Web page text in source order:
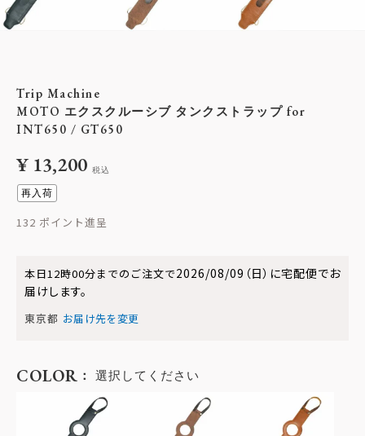
Trip Machine
MOTO エクスクルーシブ タンクストラップ for
INT650 / GT650
¥ 13,200 税込
再入荷
132
本日12時00分までのご注文で2026/08/09（日） に宅配便でお
届けします。
東京都 お届け先を変更
COLOR 選択してください